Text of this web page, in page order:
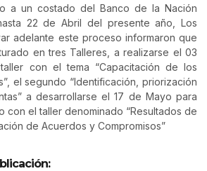
a un costado del Banco de la Nación
22 de Abril del presente año, Los
adelante este proceso informaron que
en tres Talleres, a realizarse el 03
con el tema “Capacitación de los
el segundo “Identificación, priorización
a desarrollarse el 17 de Mayo para
con el taller denominado “Resultados de
de Acuerdos y Compromisos”